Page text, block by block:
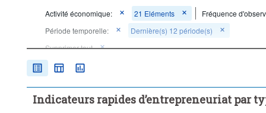
Activité économique: 21 Eléments
Fréquence
Période temporelle:
Dernière(s) 12 période(s)
Supprimer tout
Indicateurs rapides d’entrepreneuriat par